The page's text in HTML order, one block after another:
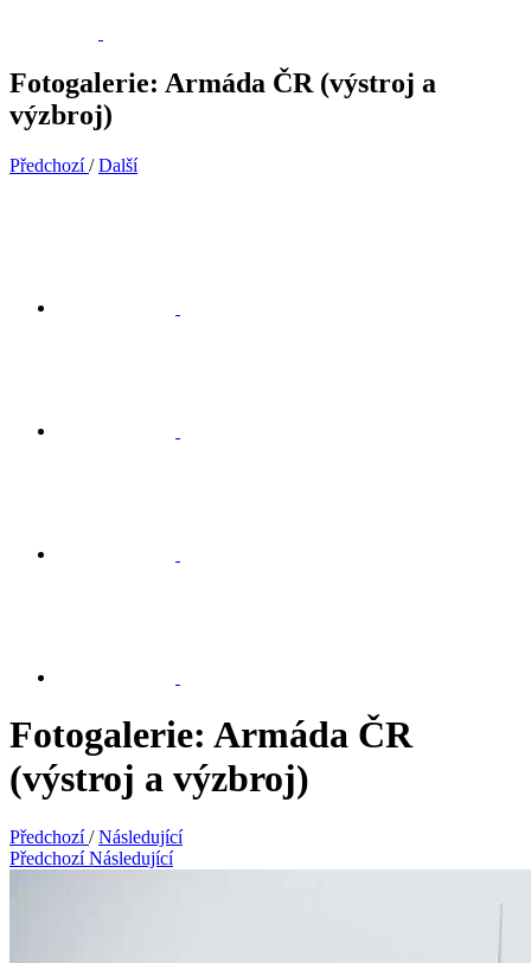
Fotogalerie: Armáda ČR (výstroj a
výzbroj)
Předchozí / Další
Fotogalerie: Armáda ČR
(výstroj a výzbroj)
Předchozí / Následující
Předchozí Následující